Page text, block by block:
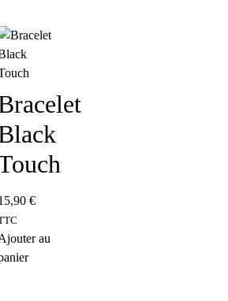
€
au